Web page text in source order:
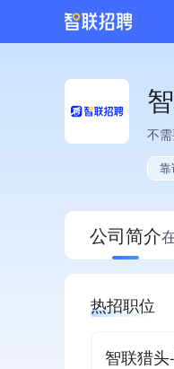
不
靠
公司简介
热招职位
智联猎